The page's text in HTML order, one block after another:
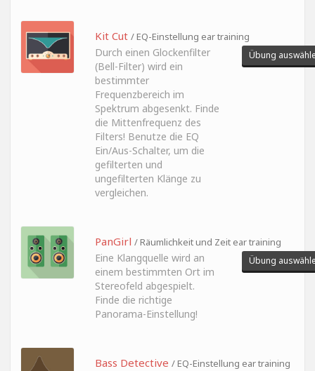
Kit Cut / EQ-Einstellung ear training
Durch einen Glockenfilter
(Bell-Filter) wird ein
bestimmter
Frequenzbereich im
Spektrum abgesenkt. Finde
die Mittenfrequenz des
Filters! Benutze die EQ
Ein/Aus-Schalter, um die
gefilterten und
ungefilterten Klänge zu
vergleichen.
Übung
PanGirl / Räumlichkeit und Zeit ear training
Eine Klangquelle wird an
einem bestimmten Ort im
Stereofeld abgespielt.
Finde die richtige
Panorama-Einstellung!
Übung
Bass Detective / EQ-Einstellung ear training